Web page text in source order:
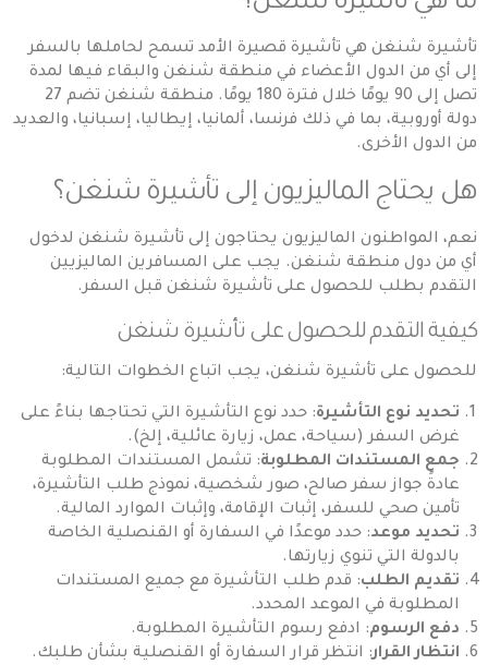
تأشيرة شنغن هي تأشيرة قصيرة الأمد تسمح لحاملها بالسفر
إلى أي من الدول الأعضاء في منطقة شنغن والبقاء فيها لمدة
تصل إلى 90 يومًا خلال فترة 180 يومًا. منطقة شنغن تضم 27
دولة أوروبية، بما في ذلك فرنسا، ألمانيا، إيطاليا، إسبانيا، والعديد
من الدول الأخرى.
هل يحتاج الماليزيون إلى تأشيرة شنغن؟
نعم، المواطنون الماليزيون يحتاجون إلى تأشيرة شنغن لدخول
أي من دول منطقة شنغن. يجب على المسافرين الماليزيين
التقدم بطلب للحصول على تأشيرة شنغن قبل السفر.
كيفية التقدم للحصول على تأشيرة شنغن
للحصول على تأشيرة شنغن، يجب اتباع الخطوات التالية:
تحديد نوع التأشيرة: حدد نوع التأشيرة التي تحتاجها بناءً على
غرض السفر (سياحة، عمل، زيارة عائلية، إلخ).
جمع المستندات المطلوبة: تشمل المستندات المطلوبة
عادةً جواز سفر صالح، صور شخصية، نموذج طلب التأشيرة،
تأمين صحي للسفر، إثبات الإقامة، وإثبات الموارد المالية.
تحديد موعد: حدد موعدًا في السفارة أو القنصلية الخاصة
بالدولة التي تنوي زيارتها.
تقديم الطلب: قدم طلب التأشيرة مع جميع المستندات
المطلوبة في الموعد المحدد.
دفع الرسوم: ادفع رسوم التأشيرة المطلوبة.
انتظار القرار: انتظر قرار السفارة أو القنصلية بشأن طلبك.